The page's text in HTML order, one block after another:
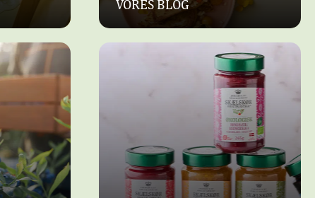
VORES BLOG